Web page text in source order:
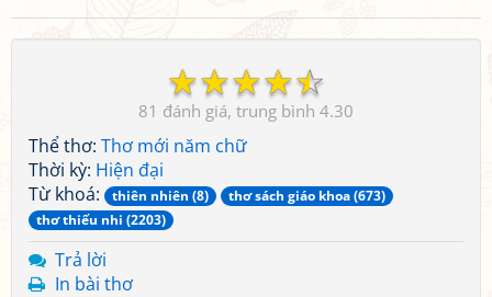
☆
☆
☆
☆
☆
81 4.30
Thể thơ: Thơ mới năm chữ
Thời kỳ: Hiện đại
Từ khoá:
thiên nhiên (8)
thơ sách giáo khoa (673)
thơ thiếu nhi (2203)
Trả lời
In bài thơ